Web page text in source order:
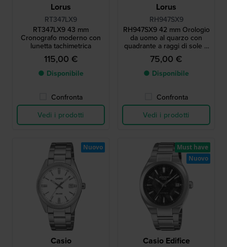
Lorus
RT347LX9
RT347LX9 43 mm
Cronografo moderno con
lunetta tachimetrica
115,00 €
● Disponibile
Confronta
Vedi i prodotti
Lorus
RH947SX9
RH947SX9 42 mm Orologio
da uomo al quarzo con
quadrante a raggi di sole e
datario
75,00 €
● Disponibile
Confronta
Vedi i prodotti
Casio
Nuovo
Casio Edifice
Must have
Nuovo